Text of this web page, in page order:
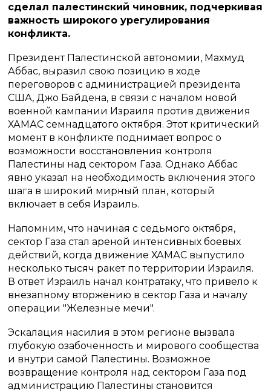
сделал палестинский чиновник, подчеркивая
важность широкого урегулирования
конфликта.
Президент Палестинской автономии, Махмуд
Аббас, выразил свою позицию в ходе
переговоров с администрацией президента
США, Джо Байдена, в связи с началом новой
военной кампании Израиля против движения
ХАМАС семнадцатого октября. Этот критический
момент в конфликте поднимает вопрос о
возможности восстановления контроля
Палестины над сектором Газа. Однако Аббас
явно указал на необходимость включения этого
шага в широкий мирный план, который
включает в себя Израиль.
Напомним, что начиная с седьмого октября,
сектор Газа стал ареной интенсивных боевых
действий, когда движение ХАМАС выпустило
несколько тысяч ракет по территории Израиля.
В ответ Израиль начал контратаку, что привело к
внезапному вторжению в сектор Газа и началу
операции "Железные мечи".
Эскалация насилия в этом регионе вызвала
глубокую озабоченность и мирового сообщества
и внутри самой Палестины. Возможное
возвращение контроля над сектором Газа под
администрацию Палестины становится